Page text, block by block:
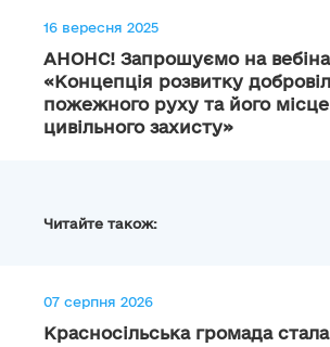
16 вересня 2025
АНОНС! Запрошуємо на
«Концепція розвитку
пожежного руху та його
цивільного захисту»
Читайте також:
07 серпня 2026
Красносільська громада